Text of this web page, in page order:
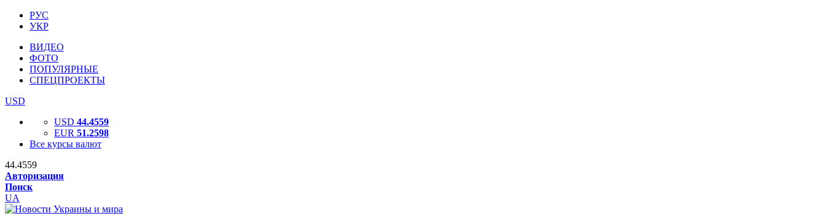
РУС
УКР
ВИДЕО
ФОТО
ПОПУЛЯРНЫЕ
СПЕЦПРОЕКТЫ
USD
USD 44.4559
EUR 51.2598
Все курсы валют
44.4559
Авторизация
Поиск
UA